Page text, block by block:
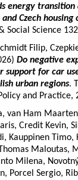
energy transition
Czech housing
Social Science
Filip,
Do negative
support for car
urban regions.
and Practice,
van Ham
Credit Kevin,
Kauppinen Timo,
Maloutas,
Milena,
Porcel Sergio,